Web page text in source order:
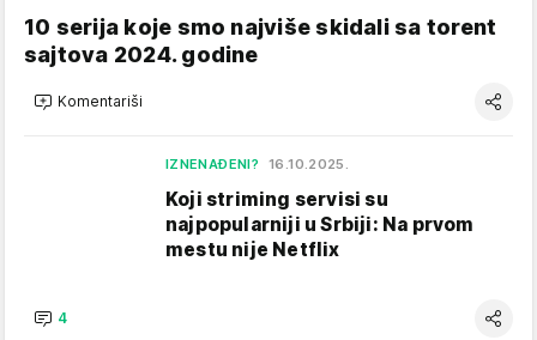
10 serija koje smo najviše skidali sa torent
sajtova 2024. godine
Komentariši
IZNENAĐENI? 16.10.2025.
Koji striming servisi su
najpopularniji u Srbiji: Na prvom
mestu nije Netflix
4